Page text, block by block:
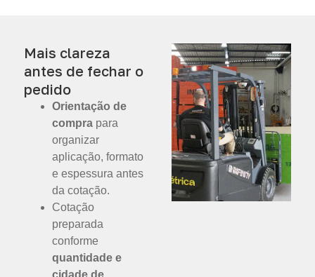
Mais clareza
antes de fechar o
pedido
Orientação de
compra para
organizar
aplicação, formato
e espessura antes
da cotação.
Cotação
preparada
conforme
quantidade e
cidade de